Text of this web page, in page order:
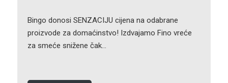
Bingo donosi SENZACIJU cijena na odabrane
proizvode za domaćinstvo! Izdvajamo Fino vreće
za smeće snižene čak…